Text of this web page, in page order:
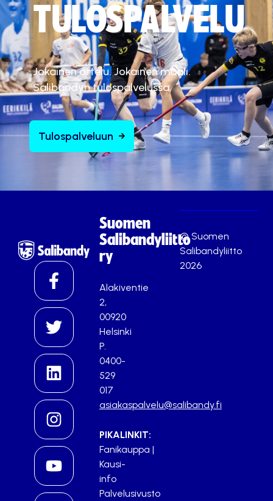
TULOSPALVELU
Jokainen ottelu. Jokainen maali.
Salibandyn tulospalvelussa.
Tulospalveluun
Suomen
Salibandyliitto
ry
Alakiventie
2,
00920
Helsinki
P.
0400-
529
017
asiakaspalvelu@salibandy.fi
PIKALINKIT:
Fanikauppa |
Kausi-
info
Palvelusivusto
© Suomen
Salibandyliitto
2026